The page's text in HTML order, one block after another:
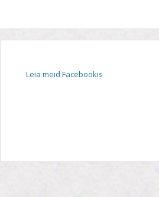
Leia meid Facebookis